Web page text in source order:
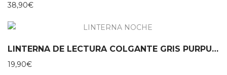
38,90€
LINTERNA DE LECTURA COLGANTE GRIS PURPURINA MOSES
19,90€